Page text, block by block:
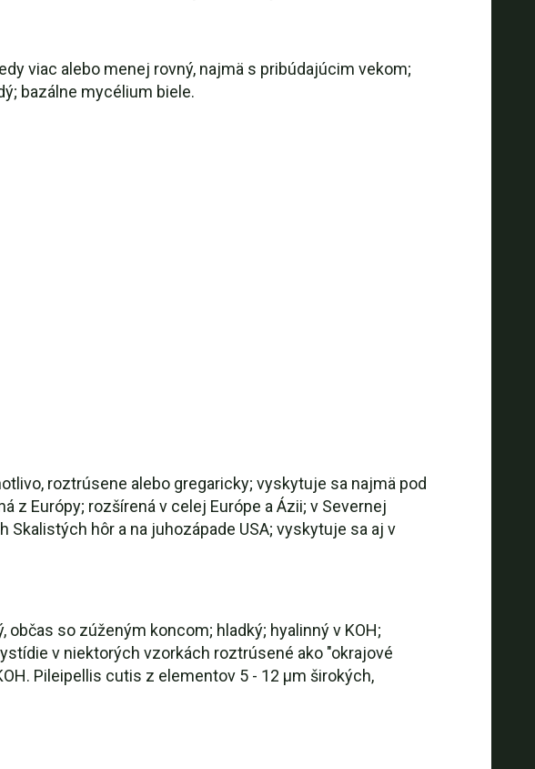
viac alebo menej rovný, najmä s pribúdajúcim vekom;
bazálne mycélium biele.
roztrúsene alebo gregaricky; vyskytuje sa najmä pod
z Európy; rozšírená v celej Európe a Ázii; v Severnej
hôr a na juhozápade USA; vyskytuje sa aj v
so zúženým koncom; hladký; hyalinný v KOH;
v niektorých vzorkách roztrúsené ako "okrajové
Pileipellis cutis z elementov 5 - 12 µm širokých,